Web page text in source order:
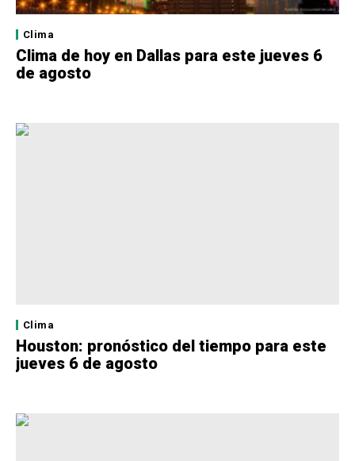
Clima
Clima de hoy en Dallas para este jueves 6
de agosto
Clima
Houston: pronóstico del tiempo para este
jueves 6 de agosto